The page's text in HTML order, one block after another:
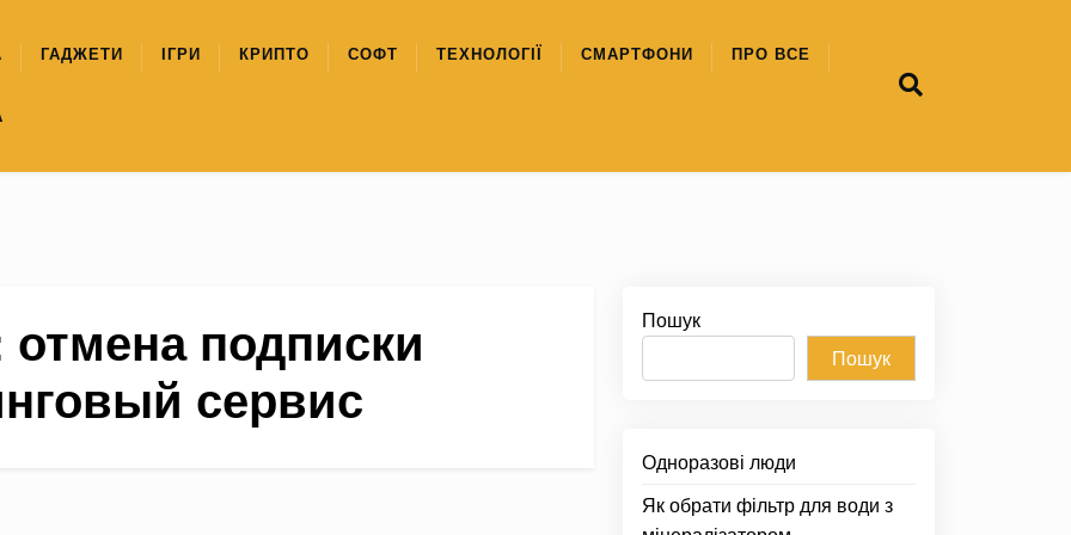
ГАДЖЕТИ ІГРИ КРИПТО СОФТ ТЕХНОЛОГІЇ СМАРТФОНИ ПРО ВСЕ
отмена подписки
сервис
Пошук
Пошук
Одноразові люди
Як обрати фільтр для води з